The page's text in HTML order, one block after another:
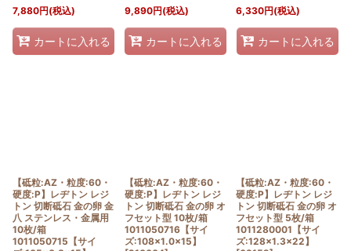
7,880円(税込)
カートに入れる
9,890円(税込)
カートに入れる
6,330円(税込)
カートに入れる
【砥粒:AZ・粒度:60・
硬度:P】レヂトン レジ
トン 切断砥石 金の卵 金
八 ステンレス・金属用
10枚/箱
1011050715【サイ
【砥粒:AZ・粒度:60・
硬度:P】レヂトン レジ
トン 切断砥石 金の卵 オ
フセット型 10枚/箱
1011050716【サイ
ズ:108×1.0×15】
【砥粒:AZ・粒度:60・
硬度:P】レヂトン レジ
トン 切断砥石 金の卵 オ
フセット型 5枚/箱
1011280001【サイ
ズ:128×1.3×22】